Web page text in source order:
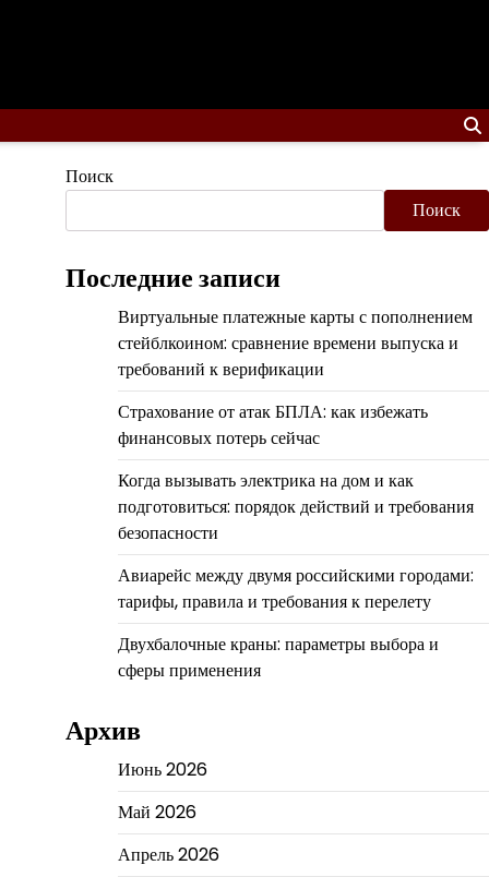
Поиск
Поиск
Последние записи
Виртуальные платежные карты с пополнением
стейблкоином: сравнение времени выпуска и
требований к верификации
Страхование от атак БПЛА: как избежать
финансовых потерь сейчас
Когда вызывать электрика на дом и как
подготовиться: порядок действий и требования
безопасности
Авиарейс между двумя российскими городами:
тарифы, правила и требования к перелету
Двухбалочные краны: параметры выбора и
сферы применения
Архив
Июнь 2026
Май 2026
Апрель 2026